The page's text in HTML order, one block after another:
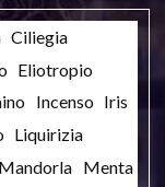
Ciliegia
Eliotropio
Incenso Iris
Liquirizia
Mandorla Menta